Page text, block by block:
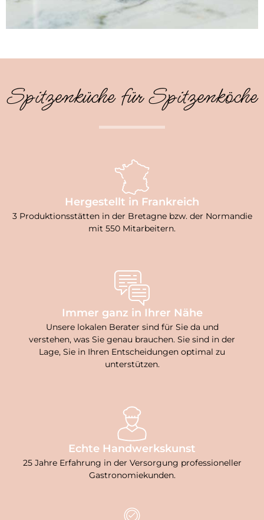
Spitzenküche für Spitzenköche
Hergestellt in Frankreich
3 Produktionsstätten in der Bretagne bzw. der Normandie
mit 550 Mitarbeitern.
Immer ganz in Ihrer Nähe
Unsere lokalen Berater sind für Sie da und
verstehen, was Sie genau brauchen. Sie sind in der
Lage, Sie in Ihren Entscheidungen optimal zu
unterstützen.
Echte Handwerkskunst
25 Jahre Erfahrung in der Versorgung professioneller
Gastronomiekunden.